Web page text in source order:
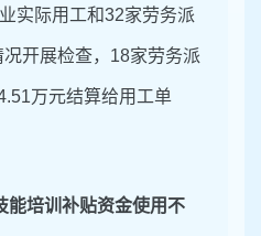
实际用工和32家劳务派
况开展检查， 18家劳务派
万元结算给用工单
能培训补贴资金使用不